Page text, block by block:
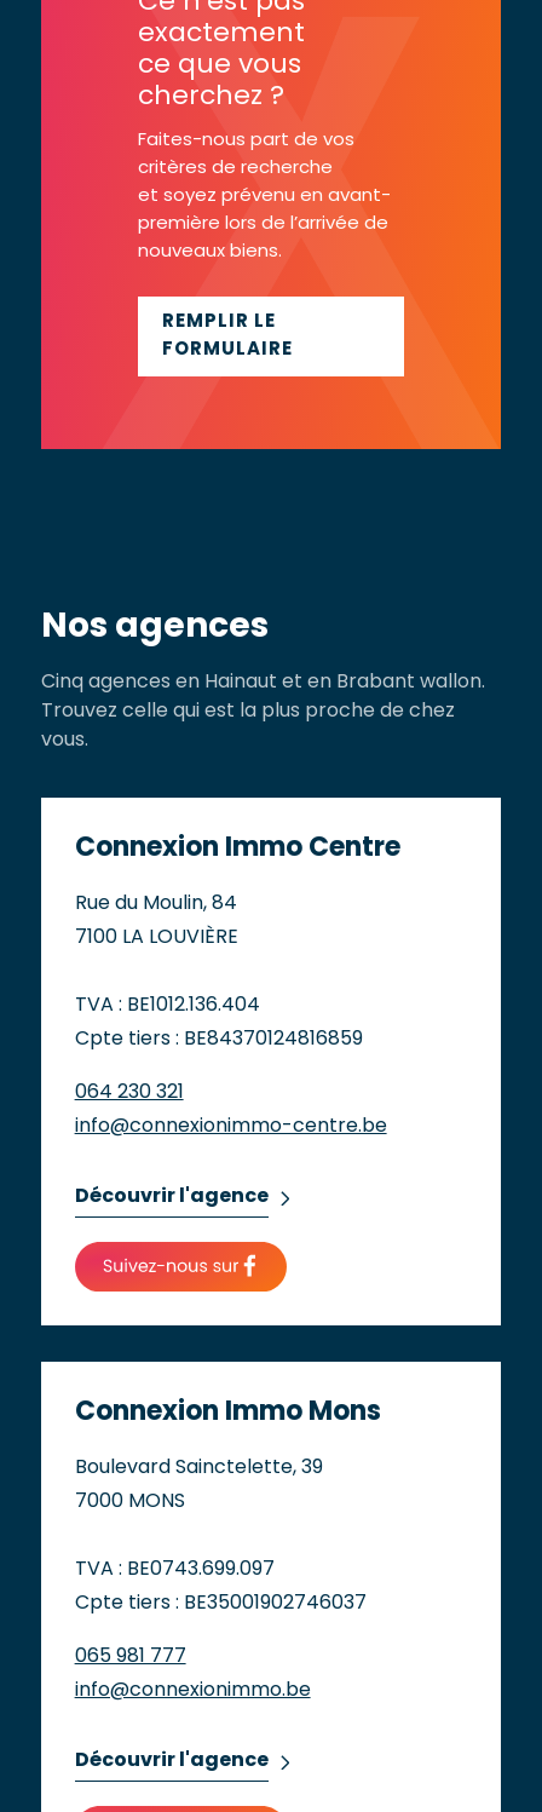
exactement
ce que vous
cherchez ?
Faites-nous part de vos
critères de recherche
et soyez prévenu en avant-
première lors de l’arrivée de
nouveaux biens.
REMPLIR LE
FORMULAIRE
Nos agences
Cinq agences en Hainaut et en Brabant wallon.
Trouvez celle qui est la plus proche de chez
vous.
Connexion Immo Centre
Rue du Moulin, 84
7100 LA LOUVIÈRE
TVA : BE1012.136.404
Cpte tiers : BE84370124816859
064 230 321
info@connexionimmo-centre.be
Découvrir l'agence
Connexion Immo Mons
Boulevard Sainctelette, 39
7000 MONS
TVA : BE0743.699.097
Cpte tiers : BE35001902746037
065 981 777
info@connexionimmo.be
Découvrir l'agence